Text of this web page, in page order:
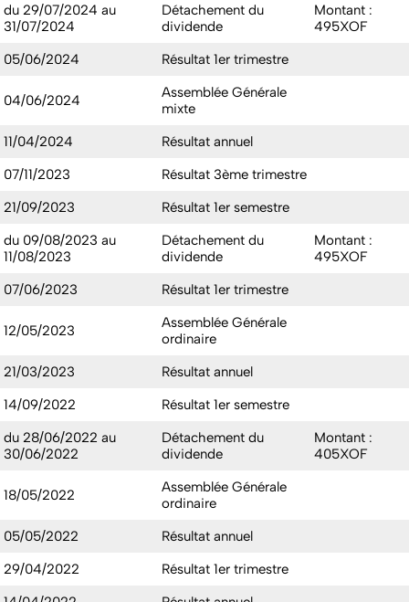
du 29/07/2024 au
31/07/2024
Détachement du
dividende
Montant :
495XOF
05/06/2024
Résultat 1er trimestre
04/06/2024
Assemblée Générale
mixte
11/04/2024
Résultat annuel
07/11/2023
Résultat 3ème trimestre
21/09/2023
Résultat 1er semestre
du 09/08/2023 au
11/08/2023
Détachement du
dividende
Montant :
495XOF
07/06/2023
Résultat 1er trimestre
12/05/2023
Assemblée Générale
ordinaire
21/03/2023
Résultat annuel
14/09/2022
Résultat 1er semestre
du 28/06/2022 au
30/06/2022
Détachement du
dividende
Montant :
405XOF
18/05/2022
Assemblée Générale
ordinaire
05/05/2022
Résultat annuel
29/04/2022
Résultat 1er trimestre